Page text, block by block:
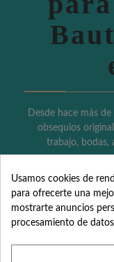
Desde hace más
obsequios
trabajo, bodas,
Usamos cookies de
para ofrecerte una
mostrarte anuncios
procesamiento de